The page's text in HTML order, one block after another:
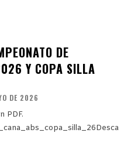
DE
Y COPA SILLA
DE 2026
PDF.